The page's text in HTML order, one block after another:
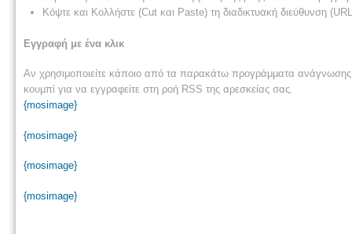
Κόψτε και Κολλήστε (Cut και Paste) τη διαδικτυακή διεύθυνση
Εγγραφή με ένα κλικ
Αν χρησιμοποιείτε κάποιο από τα παρακάτω προγράμματα
κουμπί για να εγγραφείτε στη ροή RSS της αρεσκείας σας.
{mosimage}
{mosimage}
{mosimage}
{mosimage}